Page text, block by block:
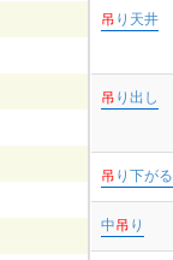
吊り天井
吊り出し
吊り下がる
中吊り